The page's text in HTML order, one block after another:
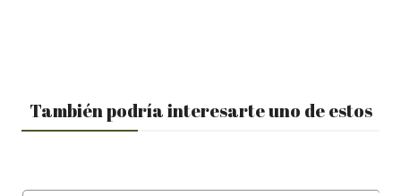
También podría interesarte uno de estos